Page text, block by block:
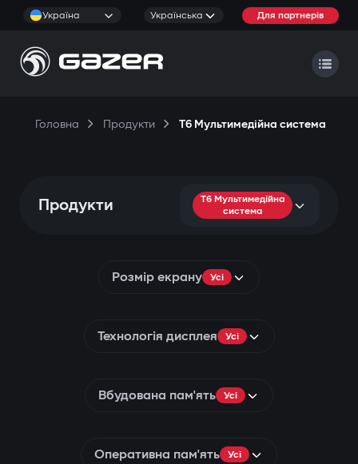
Україна Українська Для партнерів
Головна Продукти T6 Мультимедійна система
Продукти
T6 Мультимедійна
система
Розмір екрану Усі
Технологія дисплея Усі
Вбудована пам'ять Усі
Оперативна пам'ять Усі